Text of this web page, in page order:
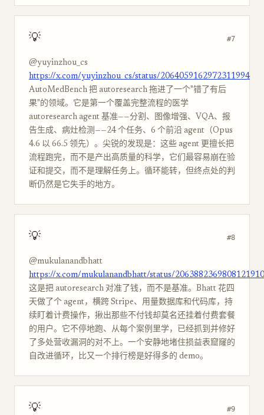
💡 #7
@yuyinzhou_cs
https://x.com/yuyinzhou_cs/status/2064059162972311994
AutoMedBench 把 autoresearch 拖进了一个"错了有后
果"的领域。它是第一个覆盖完整流程的医学
autoresearch agent 基准——分割、图像增强、VQA、报
告生成、病灶检测——24 个任务、6 个前沿 agent（Opus
4.6 以 66.5 领先）。尖锐的发现是：这些 agent 更擅长把
流程跑完，而不是产出高质量的科学，它们最容易崩在验
证和提交，而不是理解任务上。循环能转，但终点处的判
断仍然是它失手的地方。
💡 #8
@mukulanandbhatt
https://x.com/mukulanandbhatt/status/2063882369808121910
这是把 autoresearch 对准了钱，而不是基准。Bhatt 花四
天做了个 agent，横跨 Stripe、用量数据库和代码库，持
续盯着计费操作，揪出那些不付钱却莫名还挂着付费套餐
的用户。它不停地跑、从每个案例里学，已经抓到并修好
了多处营收漏洞的对不上。一个安静地堵住损益表窟窿的
自改进循环，比又一个排行榜是好得多的 demo。
💡 #9